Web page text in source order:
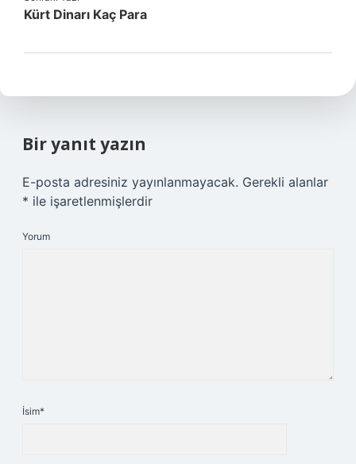
Kürt Dinarı Kaç Para
Bir yanıt yazın
E-posta adresiniz yayınlanmayacak. Gerekli alanlar
* ile işaretlenmişlerdir
Yorum
İsim*